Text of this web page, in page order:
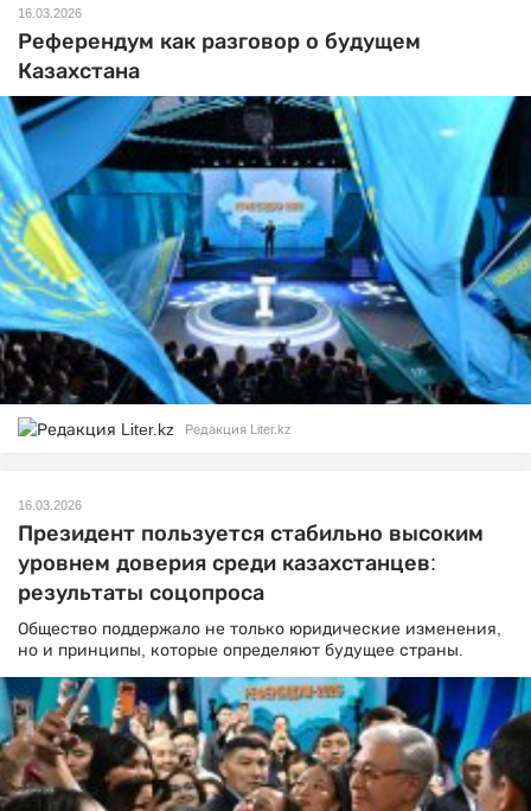
16.03.2026
Референдум как разговор о будущем
Казахстана
Редакция Liter.kz
16.03.2026
Президент пользуется стабильно высоким
уровнем доверия среди казахстанцев:
результаты соцопроса
Общество поддержало не только юридические изменения,
но и принципы, которые определяют будущее страны.